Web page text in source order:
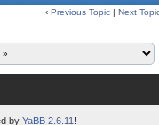
‹ Previous Topic | Next
by YaBB 2.6.11 !